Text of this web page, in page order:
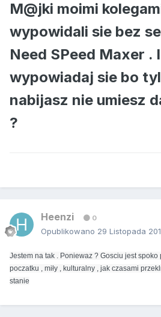
M@jki moimi
wypowidali sie bez
Need SPeed Maxer .
wypowiadaj sie bo
nabijasz nie umiesz
?
Heenzi 0
Opublikowano 29 Listopada
Jestem na tak . Poniewaz ? Gosciu jest spoko
poczatku , miły , kulturalny , jak czasami
stanie